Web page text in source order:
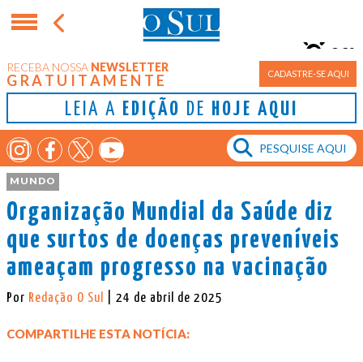
RECEBA NOSSA NEWSLETTER
GRATUITAMENTE CADASTRE-SE AQUI
LEIA A EDIÇÃO DE HOJE AQUI
Porto Alegre
26°
MUNDO
Organização Mundial da Saúde diz
que surtos de doenças preveníveis
ameaçam progresso na vacinação
Por Redação O Sul | 24 de abril de 2025
COMPARTILHE ESTA NOTÍCIA: